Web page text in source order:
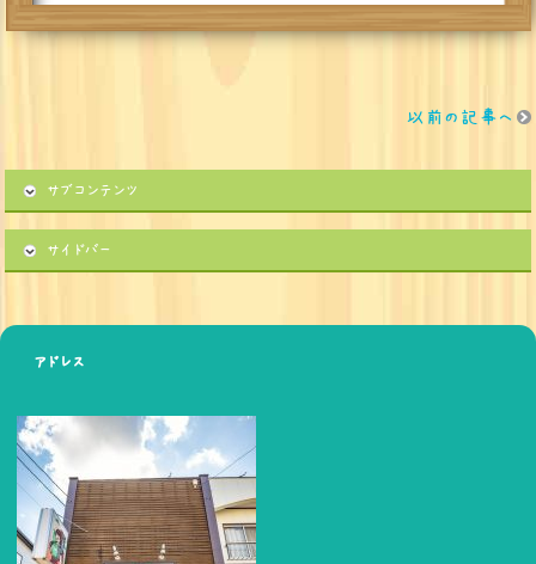
以前の記事へ
サブコンテンツ
サイドバー
アドレス